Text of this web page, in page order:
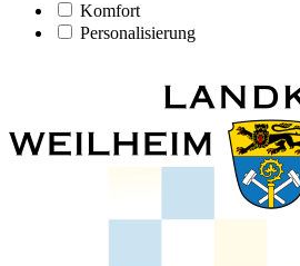
Komfort
Personalisierung